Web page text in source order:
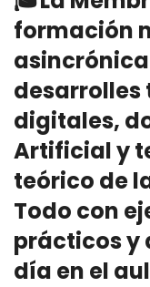
formación
desarrolles
digitales,
Artificial y
teórico de
Todo con
prácticos y
día en el